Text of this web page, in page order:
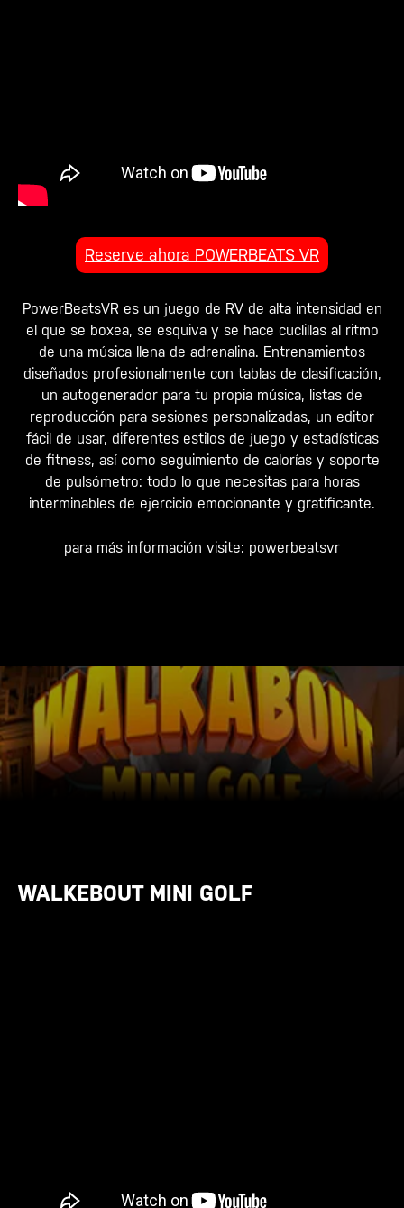
Reserve ahora POWERBEATS VR
PowerBeatsVR es un juego de RV de alta intensidad en
el que se boxea, se esquiva y se hace cuclillas al ritmo
de una música llena de adrenalina. Entrenamientos
diseñados profesionalmente con tablas de clasificación,
un autogenerador para tu propia música, listas de
reproducción para sesiones personalizadas, un editor
fácil de usar, diferentes estilos de juego y estadísticas
de fitness, así como seguimiento de calorías y soporte
de pulsómetro: todo lo que necesitas para horas
interminables de ejercicio emocionante y gratificante.
para más información visite: powerbeatsvr
WALKEBOUT MINI GOLF